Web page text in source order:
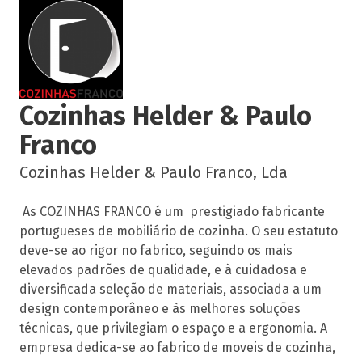
Cozinhas Helder & Paulo
Franco
Cozinhas Helder & Paulo Franco, Lda
As COZINHAS FRANCO é um prestigiado fabricante
portugueses de mobiliário de cozinha. O seu estatuto
deve-se ao rigor no fabrico, seguindo os mais
elevados padrões de qualidade, e à cuidadosa e
diversificada seleção de materiais, associada a um
design contemporâneo e às melhores soluções
técnicas, que privilegiam o espaço e a ergonomia. A
empresa dedica-se ao fabrico de moveis de cozinha,